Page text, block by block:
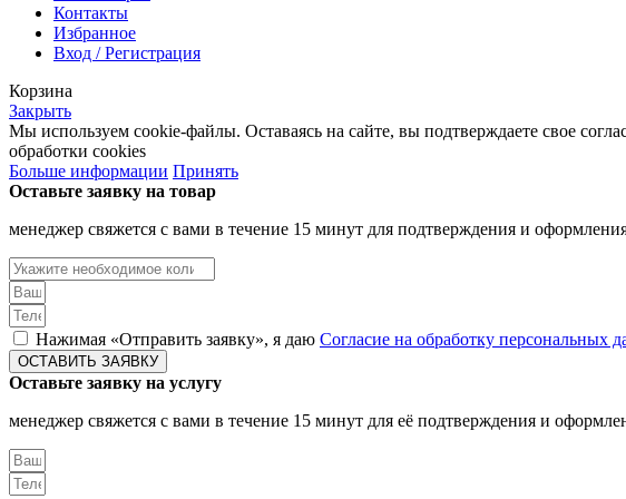
Контакты
Избранное
Вход / Регистрация
Корзина
Закрыть
Мы используем cookie-файлы. Оставаясь на сайте, вы подтверждаете свое
обработки cookies
Больше информации Принять
Оставьте заявку на товар
менеджер свяжется с вами в течение 15 минут для подтверждения и оформления
Нажимая «Отправить заявку», я даю Согласие на обработку персональных
ОСТАВИТЬ ЗАЯВКУ
Оставьте заявку на услугу
менеджер свяжется с вами в течение 15 минут для её подтверждения и